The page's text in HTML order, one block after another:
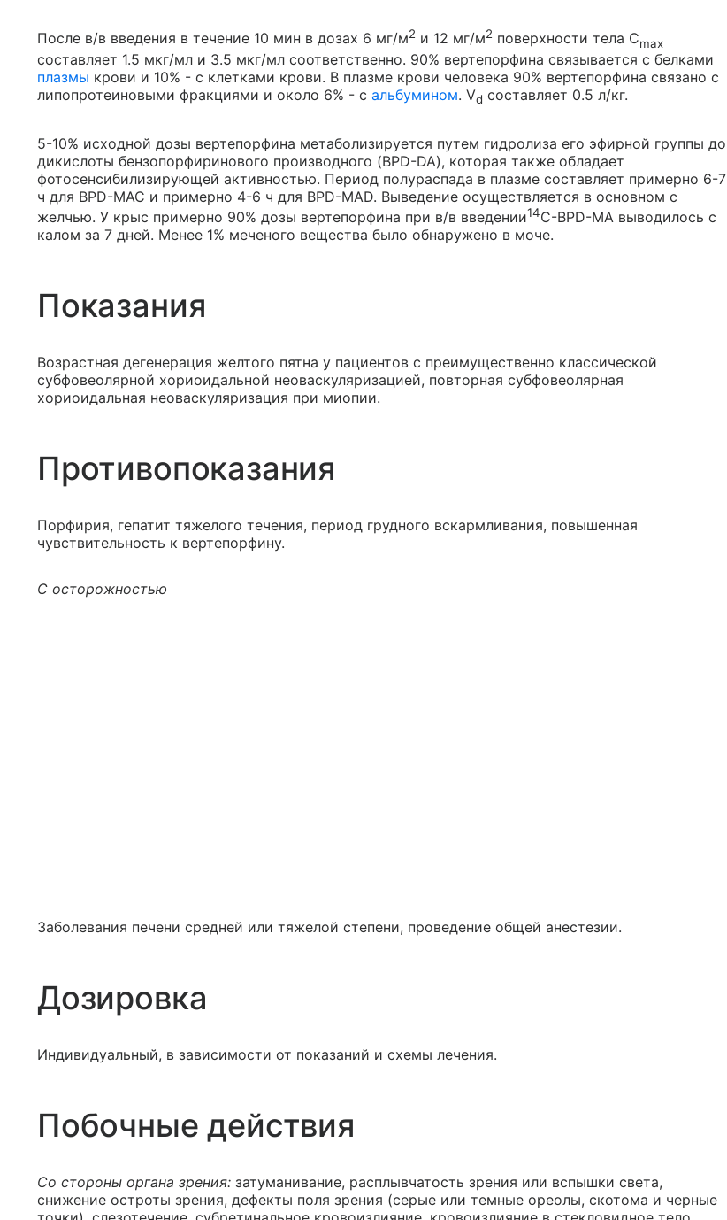
После в/в введения в течение 10 мин в дозах 6 мг/м2 и 12 мг/м2 поверхности тела Сmax
составляет 1.5 мкг/мл и 3.5 мкг/мл соответственно. 90% вертепорфина связывается с белками
плазмы крови и 10% - с клетками крови. В плазме крови человека 90% вертепорфина связано с
липопротеиновыми фракциями и около 6% - с альбумином. Vd составляет 0.5 л/кг.
5-10% исходной дозы вертепорфина метаболизируется путем гидролиза его эфирной группы до
дикислоты бензопорфиринового производного (BPD-DA), которая также обладает
фотосенсибилизирующей активностью. Период полураспада в плазме составляет примерно 6-7
ч для BPD-MAC и примерно 4-6 ч для BPD-MAD. Выведение осуществляется в основном с
желчью. У крыс примерно 90% дозы вертепорфина при в/в введении14C-BPD-MA выводилось с
калом за 7 дней. Менее 1% меченого вещества было обнаружено в моче.
Показания
Возрастная дегенерация желтого пятна у пациентов с преимущественно классической
субфовеолярной хориоидальной неоваскуляризацией, повторная субфовеолярная
хориоидальная неоваскуляризация при миопии.
Противопоказания
Порфирия, гепатит тяжелого течения, период грудного вскармливания, повышенная
чувствительность к вертепорфину.
С осторожностью
Заболевания печени средней или тяжелой степени, проведение общей анестезии.
Дозировка
Индивидуальный, в зависимости от показаний и схемы лечения.
Побочные действия
Со стороны органа зрения: затуманивание, расплывчатость зрения или вспышки света,
снижение остроты зрения, дефекты поля зрения (серые или темные ореолы, скотома и черные